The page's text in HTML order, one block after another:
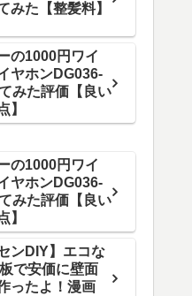
みた【整髪料】
の1000円ワイ
ヤホンDG036-
みた評価【良い
】
の1000円ワイ
ヤホンDG036-
みた評価【良い
】
ンDIY】エコな
で安価に壁面
ったよ！漫画